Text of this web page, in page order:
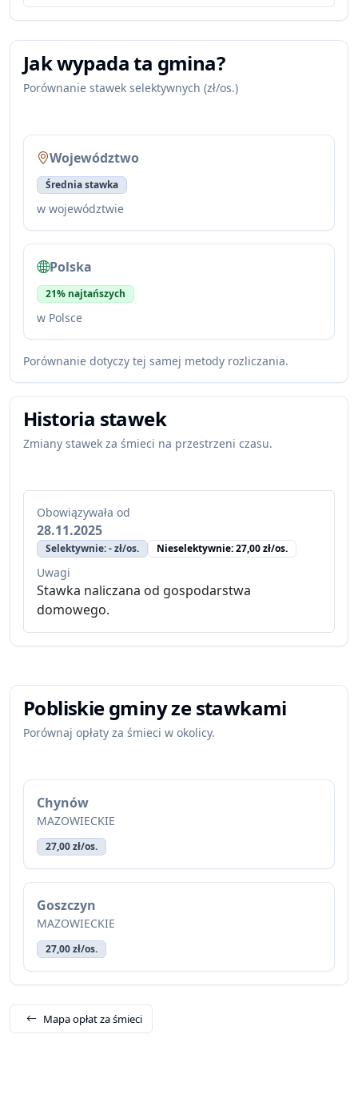
Jak wypada ta gmina?
Porównanie stawek selektywnych (zł/os.)
Województwo
Średnia stawka
w województwie
Polska
21% najtańszych
w Polsce
Porównanie dotyczy tej samej metody rozliczania.
Historia stawek
Zmiany stawek za śmieci na przestrzeni czasu.
Obowiązywała od
28.11.2025
Selektywnie: - zł/os. Nieselektywnie: 27,00 zł/os.
Uwagi
Stawka naliczana od gospodarstwa
domowego.
Pobliskie gminy ze stawkami
Porównaj opłaty za śmieci w okolicy.
Chynów
MAZOWIECKIE
27,00 zł/os.
Goszczyn
MAZOWIECKIE
27,00 zł/os.
Mapa opłat za śmieci